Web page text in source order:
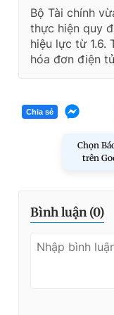
Bộ Tài chính
thực hiện quy
hiệu lực từ 1.6.
hóa đơn điện
Chia sẻ
Chọn
trên
Bình luận (0)